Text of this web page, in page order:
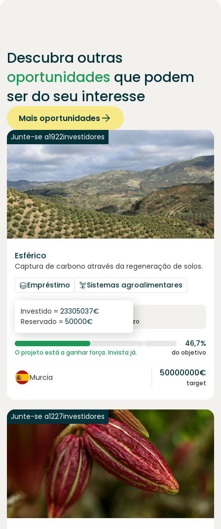
Descubra outras
oportunidades que podem
ser do seu interesse
Mais oportunidades
Junte-se a1922investidores
Esférico
Captura de carbono através da regeneração de solos.
Empréstimo
Sistemas agroalimentares
6.3%
juro anual prazo
Investido = 23305037€
Reservado = 50000€
46,7%
O projeto está a ganhar força. Invista já. do objetivo
Murcia 50000000€
target
Junte-se a1227investidores